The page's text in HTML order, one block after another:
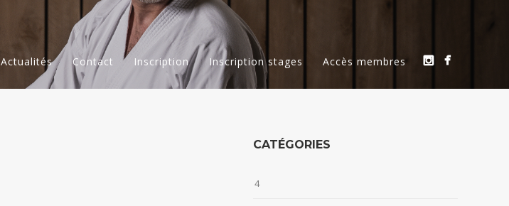
Actualités Contact Inscription Inscription stages Accès membres
CATÉGORIES
4